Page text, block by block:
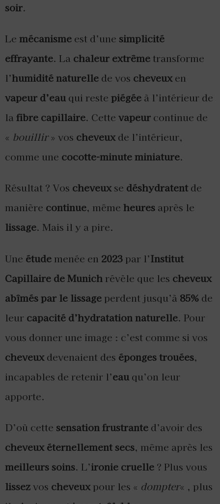
soir.
Le mécanisme est d’une simplicité
effrayante. La chaleur extrêmetransforme
l’humidité naturelle de vos cheveuxen
vapeur d’eau qui reste piégée à l’intérieur de
la fibre capillaire. Cette vapeur continue de
« bouillir» vos cheveuxde l’intérieur,
comme une cocotte-minute miniature.
Résultat ? Vos cheveuxse déshydratent de
manière continue, même heures après le
lissage. Mais il y a pire.
Une étude menée en 2023 par l’Institut
Capillaire de Munich révèle que les cheveux
abîmés par le lissage perdent jusqu’à 85% de
leur capacité d’hydratation naturelle. Pour
vous donner une image : c’est comme si vos
cheveuxdevenaient des éponges trouées,
incapables de retenir l’eau qu’on leur
apporte.
D’où cette sensation frustrante d’avoir des
cheveux éternellement secs, même après les
meilleurs soins. L’ironie cruelle ? Plus vous
lissezvos cheveuxpour les « dompter« , plus